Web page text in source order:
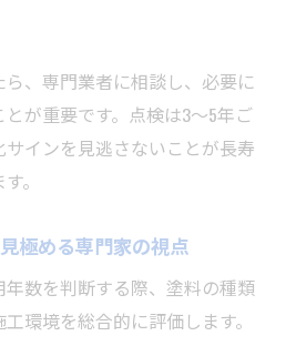
性を高める塗料の選び方
素材や工法の最新情報
年数を意識した塗料比較ポ
しないための選択基準
ンス計画を立てるコツ
年数に合わせたメンテナン
、専門業者に相談し、必要に
が重要です。点検は3～5年ご
インを見逃さないことが長寿
。
極める専門家の視点
数を判断する際、塗料の種類
環境を総合的に評価します。